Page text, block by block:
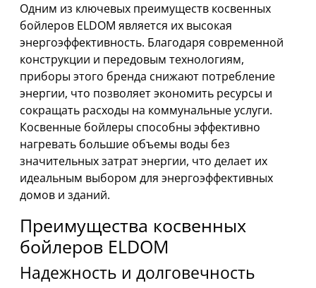
Одним из ключевых преимуществ косвенных
бойлеров ELDOM является их высокая
энергоэффективность. Благодаря современной
конструкции и передовым технологиям,
приборы этого бренда снижают потребление
энергии, что позволяет экономить ресурсы и
сокращать расходы на коммунальные услуги.
Косвенные бойлеры способны эффективно
нагревать большие объемы воды без
значительных затрат энергии, что делает их
идеальным выбором для энергоэффективных
домов и зданий.
Преимущества косвенных
бойлеров ELDOM
Надежность и долговечность